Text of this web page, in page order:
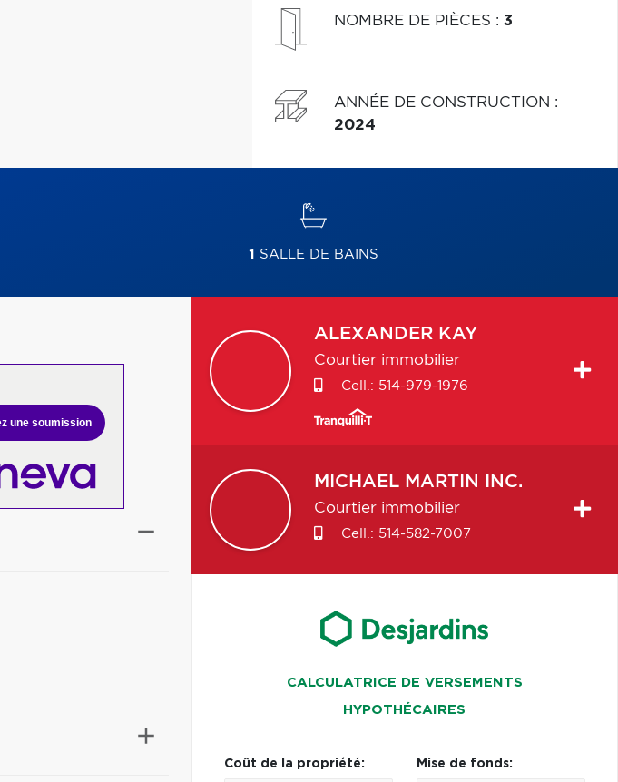
NOMBRE DE PIÈCES : 3
ANNÉE DE CONSTRUCTION :
2024
1 SALLE DE BAINS
une soumission
ALEXANDER KAY
Courtier immobilier
Cell.: 514-979-1976
MICHAEL MARTIN INC.
Courtier immobilier
Cell.: 514-582-7007
CALCULATRICE DE VERSEMENTS
HYPOTHÉCAIRES
Coût de la propriété: Mise de fonds: